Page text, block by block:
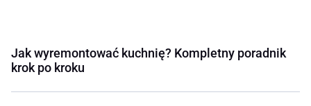
Jak wyremontować kuchnię? Kompletny poradnik
krok po kroku